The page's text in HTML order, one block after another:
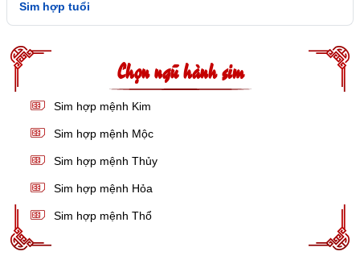
Sim hợp tuổi
Chọn ngũ hành sim
Sim hợp mệnh Kim
Sim hợp mệnh Mộc
Sim hợp mệnh Thủy
Sim hợp mệnh Hỏa
Sim hợp mệnh Thổ